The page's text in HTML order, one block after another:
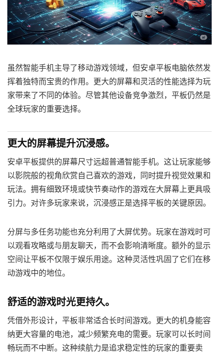
虽然智能手机主导了移动游戏领域，但安卓平板电脑依然发
挥着独特而宝贵的作用。更大的屏幕和灵活的性能选择为玩
家带来了不同的体验。尽管其他设备竞争激烈，平板仍然是
全球玩家的重要选择。
更大的屏幕提升沉浸感。
安卓平板提供的屏幕尺寸远超普通智能手机。这让玩家能够
以影院般的视角欣赏自己喜欢的游戏，同时提升视觉效果和
玩法。拥有细致环境或快节奏动作的游戏在大屏幕上更具吸
引力。对许多玩家来说，沉浸感正是选择平板的关键原因。
分屏与多任务功能也充分利用了大屏优势。玩家在游戏时可
以观看攻略或与朋友聊天，而不会影响清晰度。额外的显示
空间让平板不仅限于娱乐用途。这种灵活性巩固了它们在移
动游戏中的地位。
舒适的游戏时光更持久。
凭借外形设计，平板非常适合长时间游戏。更大的机身能容
纳更大容量的电池，减少频繁充电的需要。玩家可以长时间
畅玩而不中断。这种续航力是追求稳定性的玩家的重要卖